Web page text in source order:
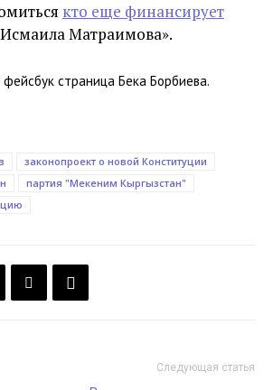
кто еще финансирует
Матраимова».
страница Бека Борбиева.
законопроект о новой Конституции
партия "Мекеним Кыргызстан"
Следующая статья